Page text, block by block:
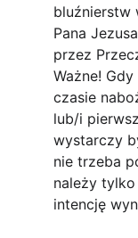
bluźnierstw
Pana
przez
Ważne!
czasie
lub/i
wystarczy
nie trzeba
należy
intencję